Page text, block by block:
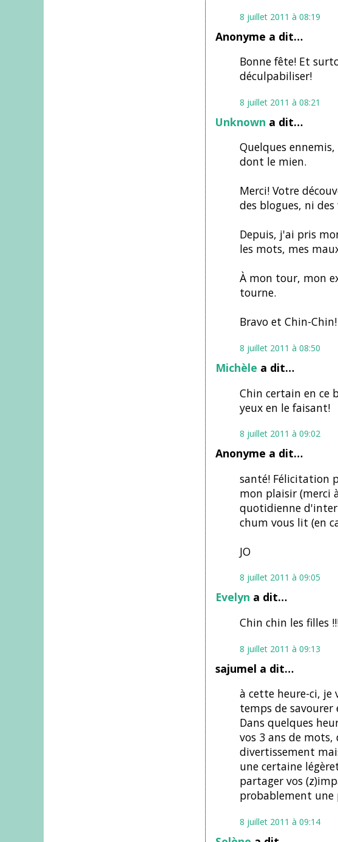
8 juillet 2011 à 08:19
Anonyme a dit…
Bonne fête! Et
déculpabiliser!
8 juillet 2011 à 08:21
Unknown a dit…
Quelques
dont le mien.
Merci! Votre
des blogues, ni
Depuis, j'ai pris
les mots, mes
À mon tour, mon
tourne.
Bravo et Chin-
8 juillet 2011 à 08:50
Michèle a dit…
Chin certain en ce
yeux en le faisant!
8 juillet 2011 à 09:02
Anonyme a dit…
santé! Félicitation
mon plaisir (merci
quotidienne
chum vous lit (en
JO
8 juillet 2011 à 09:05
Evelyn a dit…
Chin chin les filles
8 juillet 2011 à 09:13
sajumel a dit…
à cette heure-ci, je
temps de savourer
Dans quelques
vos 3 ans de
divertissement
une certaine
partager vos
probablement une
8 juillet 2011 à 09:14